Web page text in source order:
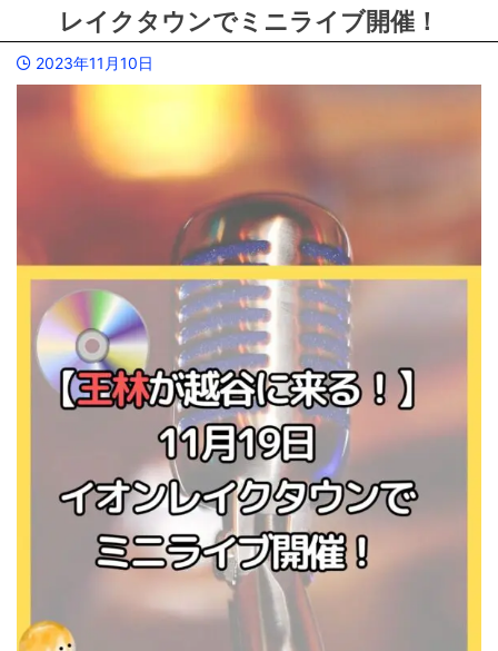
レイクタウンでミニライブ開催！
2023年11月10日